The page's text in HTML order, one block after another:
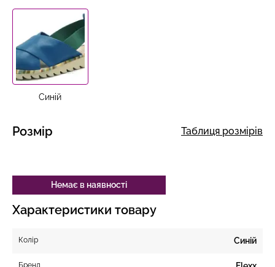
Синій
Розмір Таблиця розмірів
Немає в наявності
Характеристики товару
Колір Синій
Бренд